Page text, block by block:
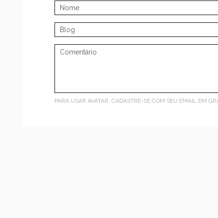
PARA USAR AVATAR, CADASTRE-SE COM SEU EMAIL EM